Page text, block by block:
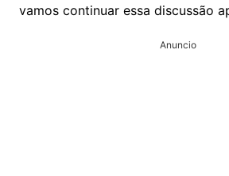
vamos continuar essa discussão
Anuncio